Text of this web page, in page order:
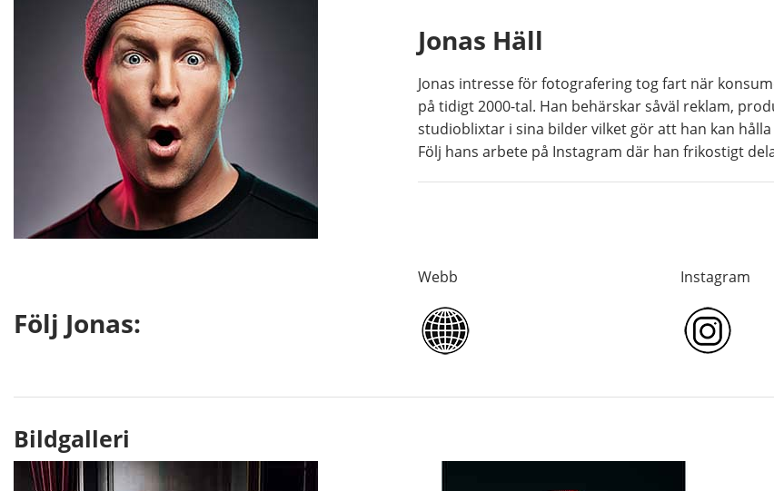
Jonas Häll
Jonas intresse för fotografering tog fart när
på tidigt 2000-tal. Han behärskar såväl reklam,
studioblixtar i sina bilder vilket gör att han kan
Följ hans arbete på Instagram där han frikostigt
Följ Jonas:
Webb Instagram
Bildgalleri